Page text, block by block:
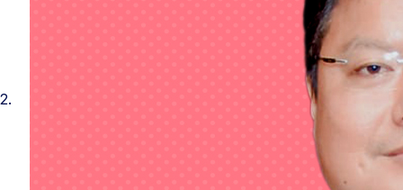
2.